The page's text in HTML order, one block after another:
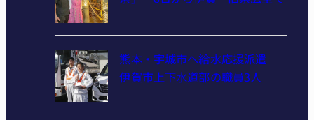
熊本・宇城市へ給水応援派遣
伊賀市上下水道部の職員3人